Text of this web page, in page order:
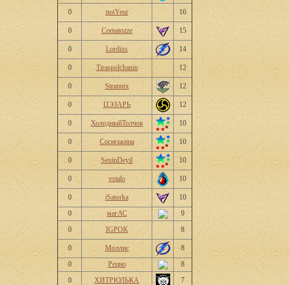
0 notYeur 16
0 Comatozze 15
0 Lordixs 14
0 Tiraspolchanin 12
0 Strannix 12
0 ЦЭЗАРЬ 12
0 ХолодныйТолчок 10
0 Сосиськина 10
0 SeninDeyil 10
0 vstalo 10
0 iSatorka
10
0
магАС
9
0
IGPOK 8
0 Моллис
8
0
Рецио
8
0
ХИТРЮЛЬКА
7